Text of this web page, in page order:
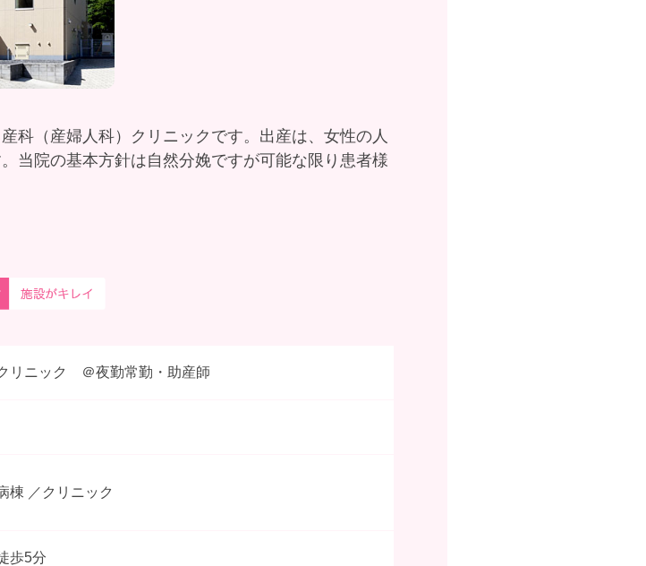
科（産婦人科）クリニックです。出産は、女性の人
当院の基本方針は自然分娩ですが可能な限り患者様
リニック ＠夜勤常勤・助産師
産科婦人科病棟 ／クリニック
歩5分